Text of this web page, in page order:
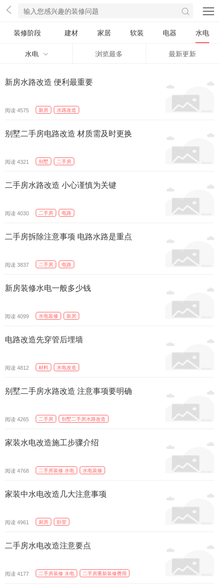
装修阶段 建材 家居 软装 电器 水电
水电 浏览最多 最新更新
新房水路改造 便利最重要
阅读 4575 新房 水路改造
别墅二手房电路改造 材质需及时更换
阅读 4321 别墅 二手房
二手房水路改造 小心谨慎为关键
阅读 4030 二手房 电路
二手房拆除注意事项 电路水路是重点
阅读 3837 二手房 电路
新房装修水电一般多少钱
阅读 4099 水电装修 新房
电路改造先穿管后埋墙
阅读 4812 材料 水电改造
别墅二手房水路改造 注意事项要明确
阅读 4265 二手房 别墅二手房水路改造
家装水电改造施工步骤介绍
阅读 4768 二手房装修 水电 水电装修
家装中水电改造几大注意事项
阅读 4961 厨房 卧室
二手房水电改造注意要点
阅读 4177 二手房装修 水电 二手房重新装修费用